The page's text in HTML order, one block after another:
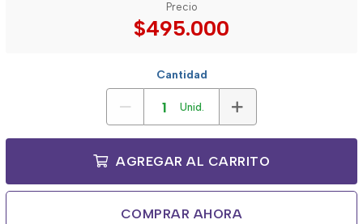
Precio
$495.000
Cantidad
Unid.
AGREGAR AL CARRITO
COMPRAR AHORA